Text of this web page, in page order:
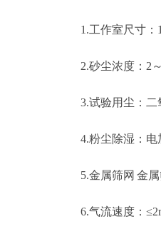
1.工作室尺寸：
2.砂尘浓度： 2
3.试验用尘：二
4.粉尘除湿：电
5.金属筛网 金
6.气流速度：